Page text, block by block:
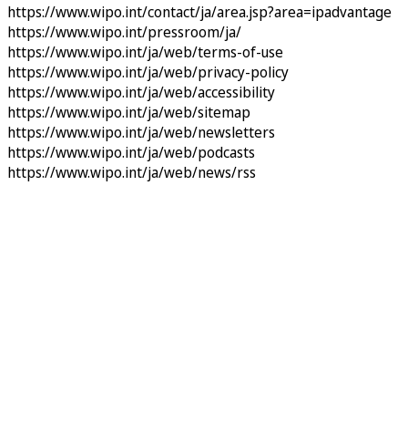
https://www.wipo.int/contact/ja/area.jsp?area=ipadvantage
https://www.wipo.int/pressroom/ja/
https://www.wipo.int/ja/web/terms-of-use
https://www.wipo.int/ja/web/privacy-policy
https://www.wipo.int/ja/web/accessibility
https://www.wipo.int/ja/web/sitemap
https://www.wipo.int/ja/web/newsletters
https://www.wipo.int/ja/web/podcasts
https://www.wipo.int/ja/web/news/rss